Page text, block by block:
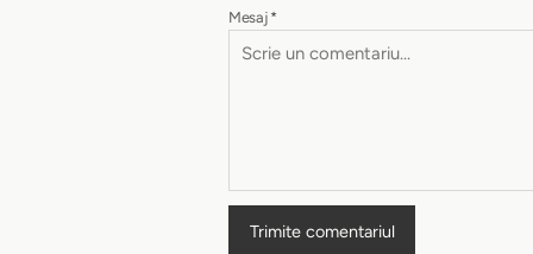
Mesaj *
Trimite comentariul